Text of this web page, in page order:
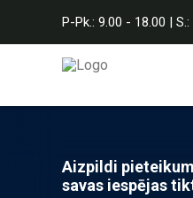
P-Pk.: 9.00 - 18.00 |
Aizpildi
savas iespējas